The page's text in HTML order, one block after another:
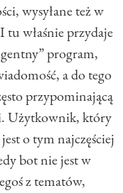
wysyłane też w
właśnie przydaje
program,
a do tego
przypominającą
Użytkownik, który
o tym najczęściej
bot nie jest w
z tematów,